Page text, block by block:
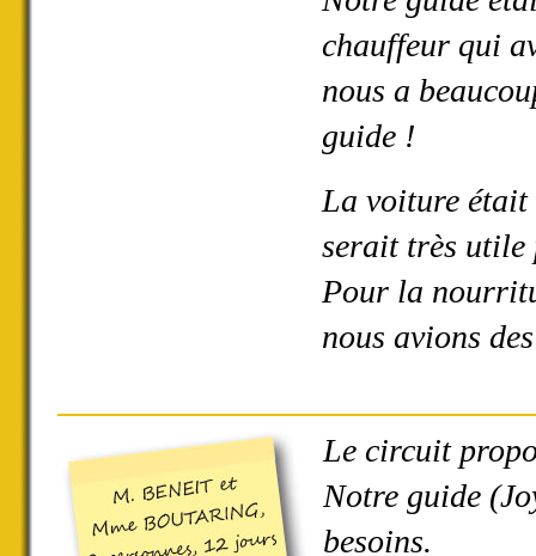
chauffeur qui
nous a
guide !
La voiture était
serait très utile
Pour la
nous avions
Le circuit
Notre guide
besoins.